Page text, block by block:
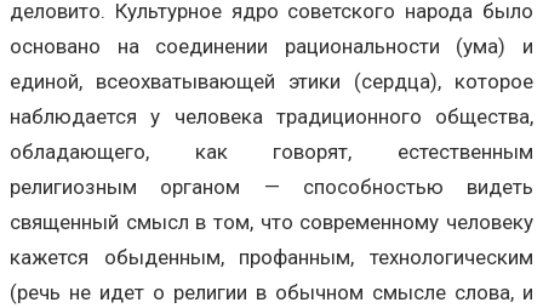
деловито. Культурное ядро советского народа было
основано на соединении рациональности (ума) и
единой, всеохватывающей этики (сердца), которое
наблюдается у человека традиционного общества,
обладающего, как говорят, естественным
религиозным органом — способностью видеть
священный смысл в том, что современному человеку
кажется обыденным, профанным, технологическим
(речь не идет о религии в обычном смысле слова, и